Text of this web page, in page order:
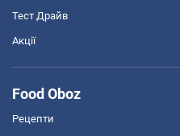
Тест Драйв
Акції
Food Oboz
Рецепти